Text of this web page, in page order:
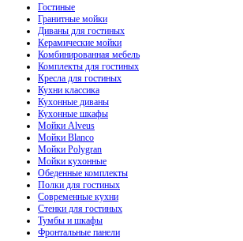
Гостиные
Гранитные мойки
Диваны для гостиных
Керамические мойки
Комбинированная мебель
Комплекты для гостиных
Кресла для гостиных
Кухни классика
Кухонные диваны
Кухонные шкафы
Мойки Alveus
Мойки Blanco
Мойки Polygran
Мойки кухонные
Обеденные комплекты
Полки для гостиных
Современные кухни
Стенки для гостиных
Тумбы и шкафы
Фронтальные панели